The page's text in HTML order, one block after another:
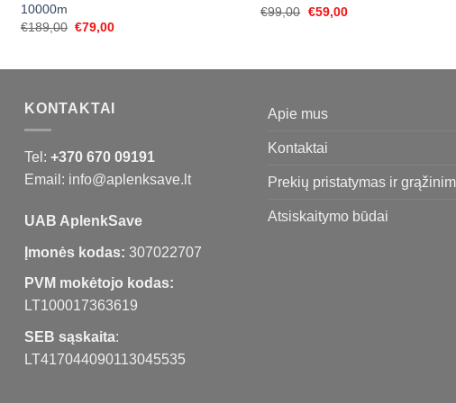
10000m
€189,00 Original
€79,00Current
€99,00 Original
€59,00Current
KONTAKTAI
Tel: +370 670 09191
Email: info@aplenksave.lt
UAB AplenkSave
Įmonės kodas: 307022707
PVM mokėtojo kodas:
LT100017363619
SEB sąskaita:
LT417044090113045535
Apie mus
Kontaktai
Prekių pristatymas ir
Atsiskaitymo būdai